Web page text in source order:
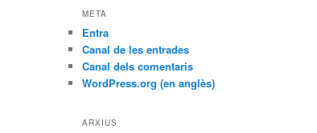
META
Entra
Canal de les entrades
Canal dels comentaris
WordPress.org (en anglès)
ARXIUS